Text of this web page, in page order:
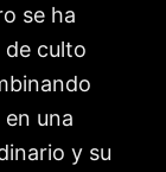
se ha
culto
una
y su